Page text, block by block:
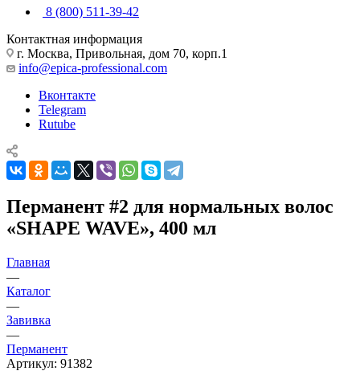
8 (800) 511-39-42
Контактная информация
г. Москва, Привольная, дом 70, корп.1
info@epica-professional.com
Вконтакте
Telegram
Rutube
Перманент #2 для нормальных волос
«SHAPE WAVE», 400 мл
Главная
—
Каталог
—
Завивка
—
Перманент
Артикул: 91382